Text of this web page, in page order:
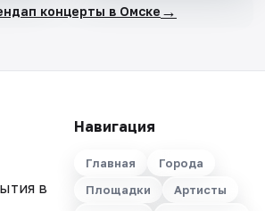
концерты в Омске →
в
Навигация
Главная
Города
Площадки
Артисты